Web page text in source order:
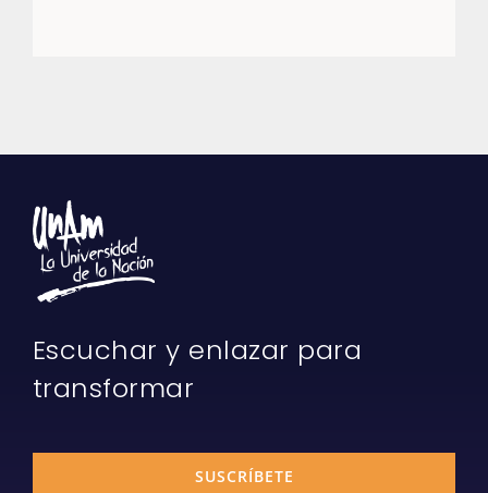
Escuchar y enlazar para
transformar
SUSCRÍBETE